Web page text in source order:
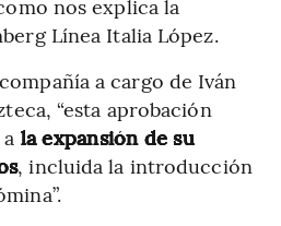
nos explica la
Línea Italia López.
a cargo de Iván
“esta aprobación
la expansión de su
, incluida la introducción